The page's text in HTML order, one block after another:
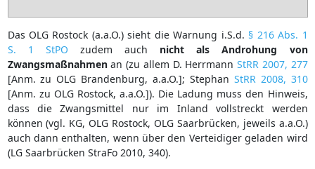
Das OLG Rostock (a.a.O.) sieht die Warnung i.S.d. § 216 Abs. 1
S. 1 StPO zudem auch nicht als Androhung von
Zwangsmaßnahmenan (zu allem D. Herrmann StRR 2007, 277
[Anm. zu OLG Brandenburg, a.a.O.]; Stephan StRR 2008, 310
[Anm. zu OLG Rostock, a.a.O.]). Die Ladung muss den Hinweis,
dass die Zwangsmittel nur im Inland vollstreckt werden
können (vgl. KG, OLG Rostock, OLG Saarbrücken, jeweils a.a.O.)
auch dann enthalten, wenn über den Verteidiger geladen wird
(LG Saarbrücken StraFo 2010, 340).